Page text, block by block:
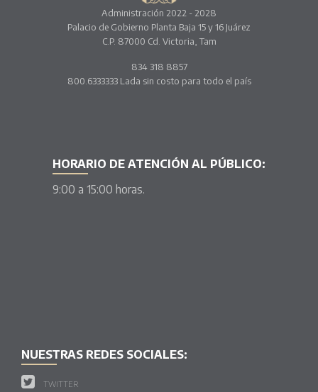
Administración 2022 - 2028
Palacio de Gobierno Planta Baja 15 y 16 Juárez
C.P. 87000 Cd. Victoria, Tam
834 318 8857
800.6333333 Lada sin costo para todo el país
HORARIO DE ATENCIÓN AL PÚBLICO:
9:00 a 15:00 horas.
NUESTRAS REDES SOCIALES:
TWITTER